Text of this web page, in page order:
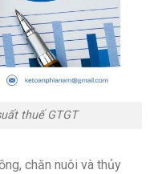
thuế GTGT
chăn nuôi và thủy